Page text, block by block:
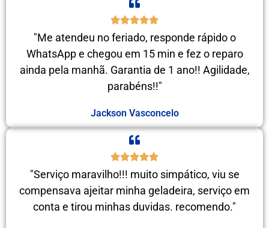
"Me atendeu no feriado, responde rápido o
WhatsApp e chegou em 15 min e fez o reparo
ainda pela manhã. Garantia de 1 ano!! Agilidade,
parabéns!!"
Jackson Vasconcelo
"Serviço maravilho!!! muito simpático, viu se
compensava ajeitar minha geladeira, serviço em
conta e tirou minhas duvidas. recomendo."